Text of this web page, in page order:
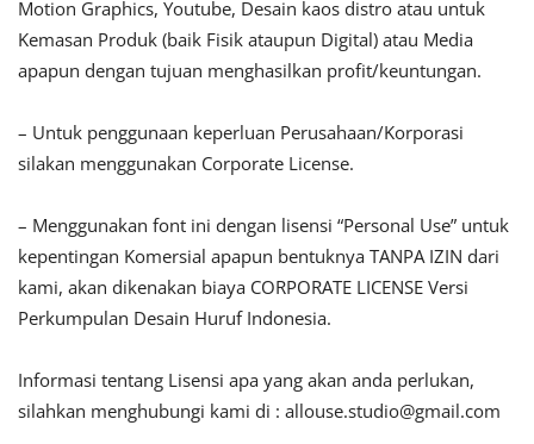
Motion Graphics, Youtube, Desain kaos distro atau untuk
Kemasan Produk (baik Fisik ataupun Digital) atau Media
apapun dengan tujuan menghasilkan profit/keuntungan.
– Untuk penggunaan keperluan Perusahaan/Korporasi
silakan menggunakan Corporate License.
– Menggunakan font ini dengan lisensi “Personal Use” untuk
kepentingan Komersial apapun bentuknya TANPA IZIN dari
kami, akan dikenakan biaya CORPORATE LICENSE Versi
Perkumpulan Desain Huruf Indonesia.
Informasi tentang Lisensi apa yang akan anda perlukan,
silahkan menghubungi kami di : allouse.studio@gmail.com